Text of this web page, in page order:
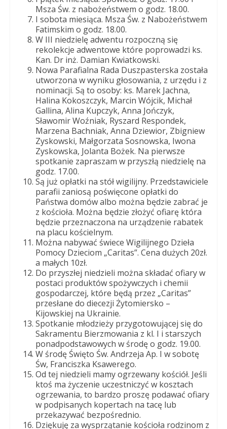
Msza Św. z nabożeństwem o godz. 18.00.
I sobota miesiąca. Msza Św. z Nabożeństwem
Fatimskim o godz. 18.00.
W III niedzielę adwentu rozpoczną się
rekolekcje adwentowe które poprowadzi ks.
Kan. Dr inż. Damian Kwiatkowski.
Nowa Parafialna Rada Duszpasterska została
utworzona w wyniku głosowania, z urzędu i z
nominacji. Są to osoby: ks. Marek Jachna,
Halina Kokoszczyk, Marcin Wójcik, Michał
Gallina, Alina Kupczyk, Anna Jończyk,
Sławomir Woźniak, Ryszard Respondek,
Marzena Bachniak, Anna Dziewior, Zbigniew
Zyskowski, Małgorzata Sosnowska, Iwona
Zyskowska, Jolanta Bożek. Na pierwsze
spotkanie zapraszam w przyszłą niedzielę na
godz. 17.00.
Są już opłatki na stół wigilijny. Przedstawiciele
parafii zaniosą poświęcone opłatki do
Państwa domów albo można będzie zabrać je
z kościoła. Można będzie złożyć ofiarę która
będzie przeznaczona na urządzenie rabatek
na placu kościelnym.
Można nabywać świece Wigilijnego Dzieła
Pomocy Dzieciom „Caritas”. Cena dużych 20zł.
a małych 10zł.
Do przyszłej niedzieli można składać ofiary w
postaci produktów spożywczych i chemii
gospodarczej, które będą przez „Caritas”
przesłane do diecezji Żytomiersko –
Kijowskiej na Ukrainie.
Spotkanie młodzieży przygotowującej się do
Sakramentu Bierzmowania z kl. I i starszych
ponadpodstawowych w środę o godz. 19.00.
W środę Święto Św. Andrzeja Ap. I w sobotę
Św, Franciszka Ksawerego.
Od tej niedzieli mamy ogrzewany kościół. Jeśli
ktoś ma życzenie uczestniczyć w kosztach
ogrzewania, to bardzo proszę podawać ofiary
w podpisanych kopertach na tacę lub
przekazywać bezpośrednio.
Dziękuję za wysprzątanie kościoła rodzinom z